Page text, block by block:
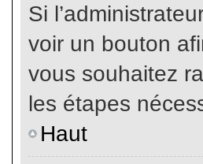
Si
voir un bouton
vous souhaitez
les étapes
Haut